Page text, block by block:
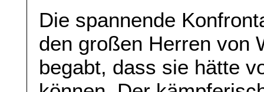
Die spannende
den großen Herren von
begabt, dass sie hätte